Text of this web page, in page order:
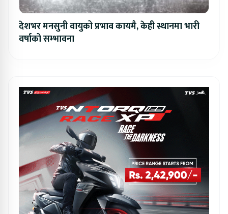
देशभर मनसुनी वायुको प्रभाव कायमै, केही स्थानमा भारी
वर्षाको सम्भावना